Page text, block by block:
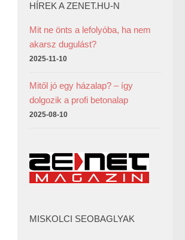
HÍREK A ZENET.HU-N
Mit ne önts a lefolyóba, ha nem
akarsz dugulást?
2025-11-10
Mitől jó egy házalap? – így
dolgozik a profi betonalap
2025-08-10
MISKOLCI SEOBAGLYAK